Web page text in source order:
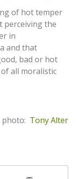
of hot temper
perceiving the
in
and that
bad or hot
all moralistic
photo: Tony Alter